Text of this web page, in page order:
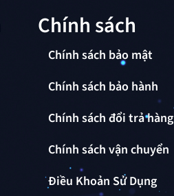
Chính sách
Chính sách bảo mật
Chính sách bảo hành
Chính sách đổi trả hàng
Chính sách vận chuyển
Điều Khoản Sử Dụng